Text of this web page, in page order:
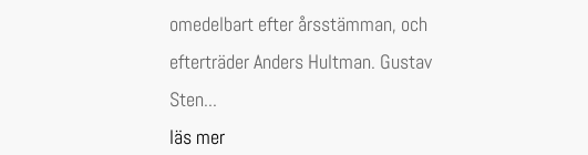
omedelbart efter årsstämman, och
efterträder Anders Hultman. Gustav
Sten...
läs mer